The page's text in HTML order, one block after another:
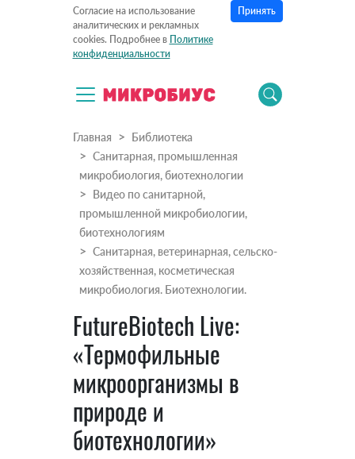
Согласие на использование
аналитических и рекламных
cookies. Подробнее в Политике
конфиденциальности
Принять
Главная
Библиотека
Санитарная, промышленная
микробиология, биотехнологии
Видео по санитарной,
промышленной микробиологии,
биотехнологиям
Санитарная, ветеринарная, сельско-
хозяйственная, косметическая
микробиология. Биотехнологии.
FutureBiotech Live:
«Термофильные
микроорганизмы в
природе и
биотехнологии»